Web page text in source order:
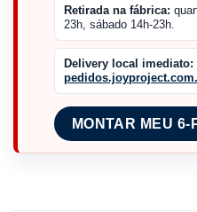
Retirada na fábrica:
23h, sábado 14h-23h.
Delivery local imediato:
MONTAR MEU 6-